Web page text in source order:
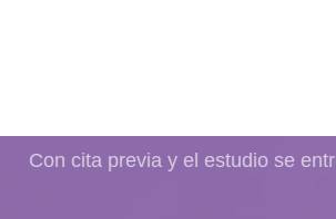
Con cita previa y el estudio se